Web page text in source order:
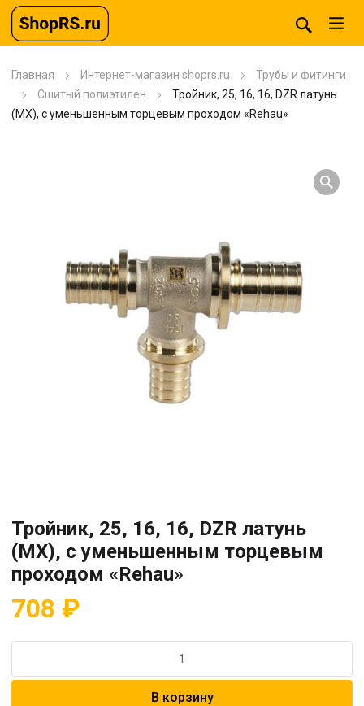
Главная Интернет-магазин shoprs.ru
Трубы и фитинги
Сшитый полиэтилен
Тройник, 25, 16, 16, DZR латунь
(MX), с уменьшенным торцевым проходом «Rehau»
Тройник, 25, 16, 16, DZR латунь
(MX), с уменьшенным торцевым
проходом «Rehau»
708 ₽
Тройник,
В корзину